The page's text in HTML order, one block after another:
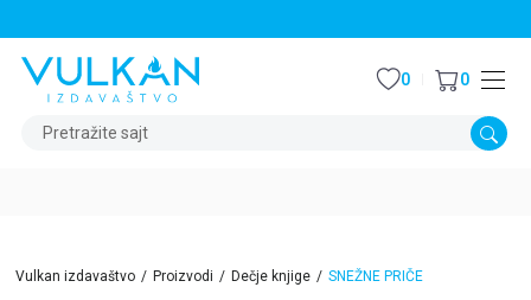
Pretražite sajt
0 0
Vulkan izdavaštvo Proizvodi Dečje knjige SNEŽNE PRIČE